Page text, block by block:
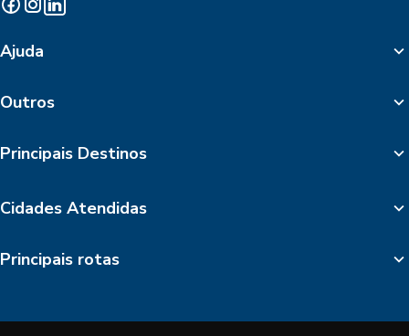
Ajuda
Outros
Principais Destinos
Cidades Atendidas
Principais rotas